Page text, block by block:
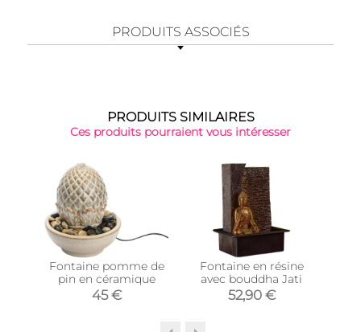
PRODUITS ASSOCIÉS
PRODUITS SIMILAIRES
Ces produits pourraient vous intéresser
Fontaine pomme de
pin en céramique
45 €
Fontaine en résine
avec bouddha Jati
52,90 €